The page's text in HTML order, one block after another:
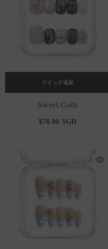
クイック追加
Sweet Goth
$78.00 SGD